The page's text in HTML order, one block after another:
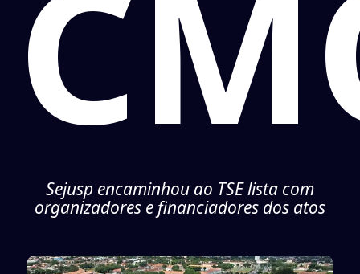
Sejusp encaminhou ao TSE lista com
organizadores e financiadores dos atos